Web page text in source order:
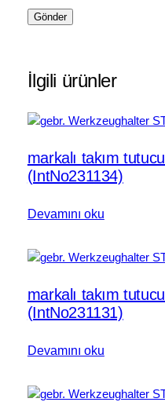
İlgili ürünler
markalı takım
(IntNo231134)
Devamını oku
markalı takım
(IntNo231131)
Devamını oku